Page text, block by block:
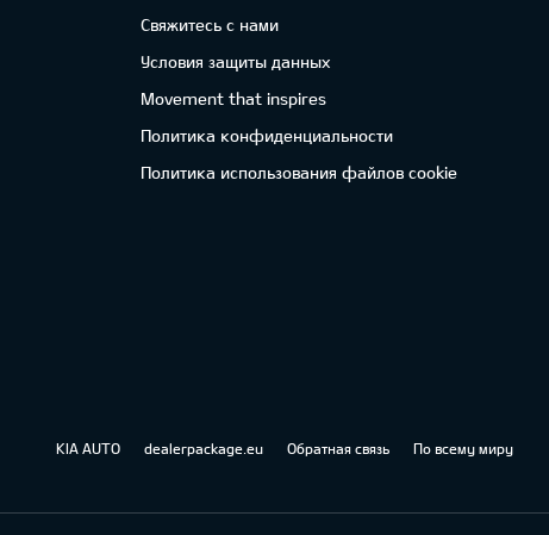
Свяжитесь с нами
Условия защиты данных
Movement that inspires
Политика конфиденциальности
Политика использования файлов cookie
KIA AUTO dealerpackage.eu Обратная связь По всему миру